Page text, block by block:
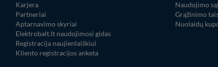
Karjera
Partneriai
Aptarnavimo skyriai
Elektrobalt.lt naudojimosi gidas
Registracija naujienlaiškiui
Kliento registracijos anketa
Naudojimo
Grąžinimo
Nuolaidų